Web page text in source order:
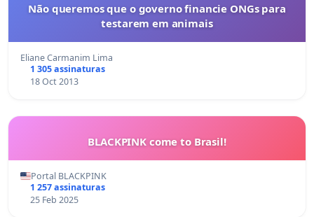
Não queremos que o governo financie ONGs para
testarem em animais
Eliane Carmanim Lima
1 305 assinaturas
18 Oct 2013
BLACKPINK come to Brasil!
Portal BLACKPINK
1 257 assinaturas
25 Feb 2025